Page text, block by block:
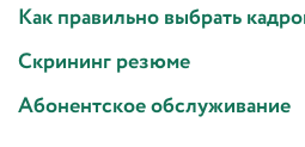
Как правильно выбрать
Скрининг резюме
Абонентское обслуживание